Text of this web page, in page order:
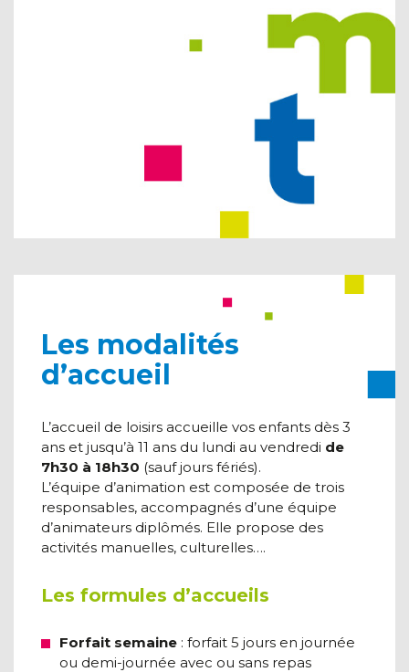
Les modalités
d’accueil
L’accueil de loisirs accueille vos enfants dès 3
ans et jusqu’à 11 ans du lundi au vendredi de
7h30 à 18h30 (sauf jours fériés).
L’équipe d’animation est composée de trois
responsables, accompagnés d’une équipe
d’animateurs diplômés. Elle propose des
activités manuelles, culturelles….
Les formules d’accueils
Forfait semaine : forfait 5 jours en journée
ou demi-journée avec ou sans repas